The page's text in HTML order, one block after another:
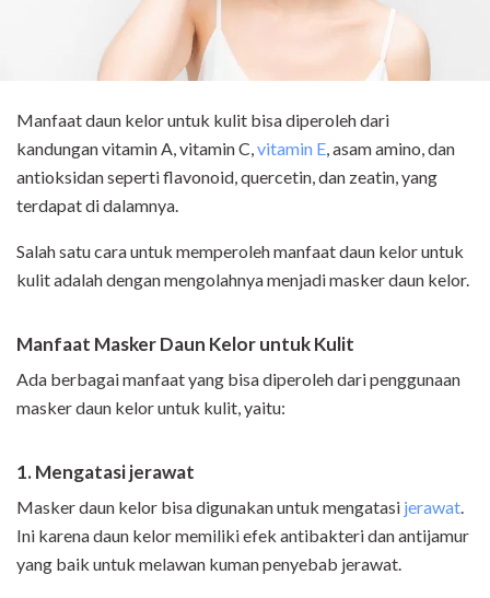
Manfaat daun kelor untuk kulit bisa diperoleh dari
kandungan vitamin A, vitamin C,vitamin E, asam amino, dan
antioksidan seperti flavonoid, quercetin, dan zeatin, yang
terdapat di dalamnya.
Salah satu cara untuk memperoleh manfaat daun kelor untuk
kulit adalah dengan mengolahnya menjadi masker daun kelor.
Manfaat Masker Daun Kelor untuk Kulit
Ada berbagai manfaat yang bisa diperoleh dari penggunaan
masker daun kelor untuk kulit, yaitu:
1. Mengatasi jerawat
Masker daun kelor bisa digunakan untuk mengatasi jerawat.
Ini karena daun kelor memiliki efek antibakteri dan antijamur
yang baik untuk melawan kuman penyebab jerawat.